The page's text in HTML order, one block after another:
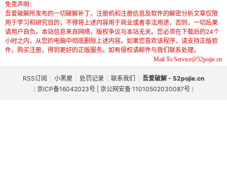
免责声明：
吾爱破解所发布的一切破解补丁、注册机和注册信息及软件的解密分析文章仅限
用于学习和研究目的；不得将上述内容用于商业或者非法用途，否则，一切后果
请用户自负。本站信息来自网络，版权争议与本站无关。您必须在下载后的24个
小时之内，从您的电脑中彻底删除上述内容。如果您喜欢该程序，请支持正版软
件，购买注册，得到更好的正版服务。如有侵权请邮件与我们联系处理。
Mail To:Service@52pojie.cn
RSS订阅 小黑屋 处罚记录 联系我们
吾爱破解 - 52pojie.cn
( 京ICP备16042023号 | 京公网安备 11010502030087号 )